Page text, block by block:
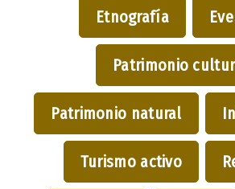
Etnografía
Patrimonio
Patrimonio natural
Turismo activo